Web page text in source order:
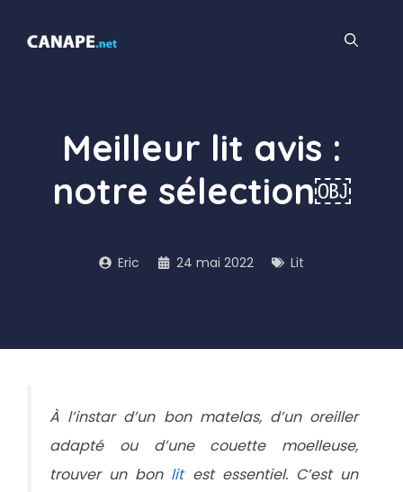
contenu
Meilleur lit avis :
notre sélection￼
Eric 24 mai 2022 Lit
À l’instar d’un bon matelas, d’un oreiller
adapté ou d’une couette moelleuse,
trouver un bon litest essentiel. C’est un